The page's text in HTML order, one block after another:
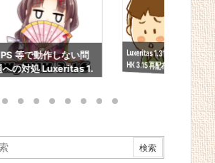
等で動作しない問
への対処 Luxeritas 1.
Luxeritas 1.31 ＆ WpT
HK 3.15 再配布（ごめ